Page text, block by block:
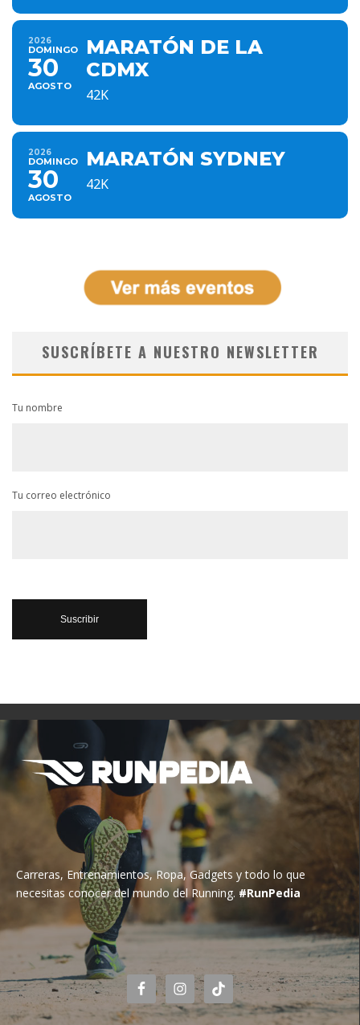
2026
DOMINGO
30
AGOSTO
MARATÓN DE LA
CDMX
42K
2026
DOMINGO
30
AGOSTO
MARATÓN SYDNEY
42K
SUSCRÍBETE A NUESTRO NEWSLETTER
Tu nombre
Tu correo electrónico
Carreras, Entrenamientos, Ropa, Gadgets y todo lo que
necesitas conocer del mundo del Running. #RunPedia